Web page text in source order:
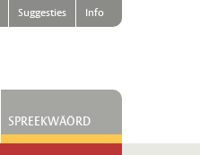
Suggesties Info
SPREEKWÄÖRD